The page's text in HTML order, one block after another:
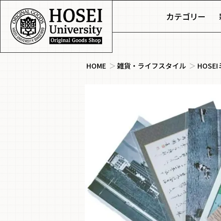
カテゴリー
HOME ＞ 雑貨・ライフスタイル ＞ HOSEI